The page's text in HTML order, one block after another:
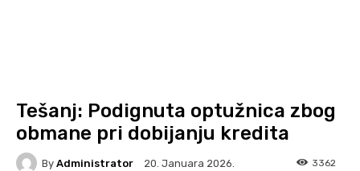
Tešanj: Podignuta optužnica zbog
obmane pri dobijanju kredita
By Administrator 20. Januara 2026. 3362